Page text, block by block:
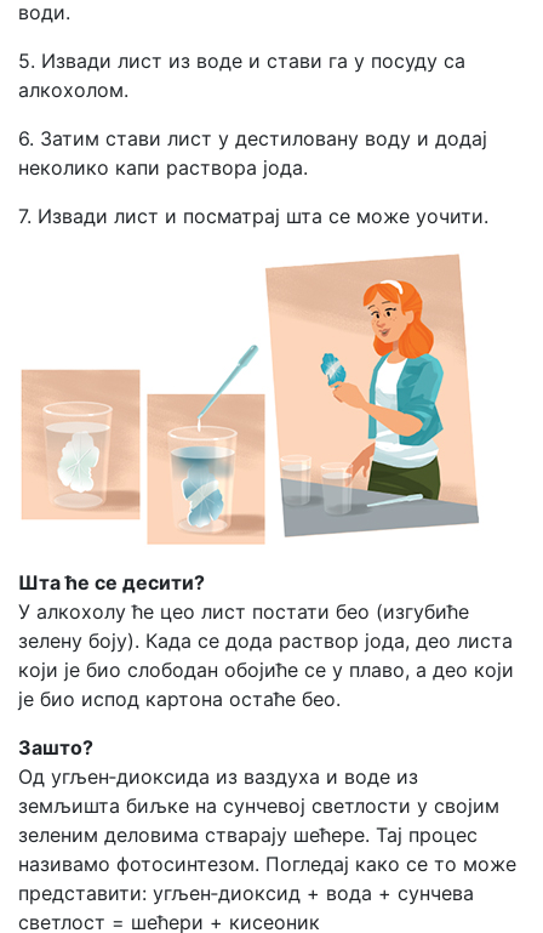
води.
5. Извади лист из воде и стави га у посуду са
алкохолом.
6. Затим стави лист у дестиловану воду и додај
неколико капи раствора јода.
7. Извади лист и посматрај шта се може уочити.
Шта ће се десити?
У алкохолу ће цео лист постати бео (изгубиће
зелену боју). Када се дода раствор јода, део листа
који је био слободан обојиће се у плаво, а део који
је био испод картона остаће бео.
Зашто?
Од угљен‑диоксида из ваздуха и воде из
земљишта биљке на сунчевој светлости у својим
зеленим деловима стварају шећере. Тај процес
називамо фотосинтезом. Погледај како се то може
представити: угљен‑диоксид + вода + сунчева
светлост = шећери + кисеоник